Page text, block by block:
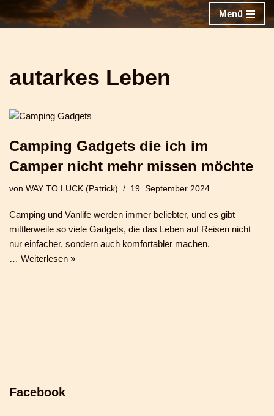
Menü
autarkes Leben
Camping Gadgets die ich im
Camper nicht mehr missen möchte
von WAY TO LUCK (Patrick) 19. September 2024
Camping und Vanlife werden immer beliebter, und es gibt
mittlerweile so viele Gadgets, die das Leben auf Reisen nicht
nur einfacher, sondern auch komfortabler machen.
… Weiterlesen »
Facebook